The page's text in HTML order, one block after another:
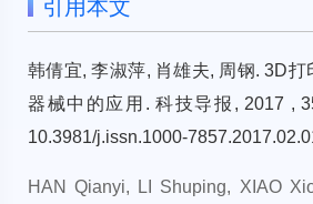
韩倩宜, 李淑萍, 肖雄夫, 周钢. 3D
器械中的应用. 科技导报, 2017 ,
10.3981/j.issn.1000-
HAN Qianyi, LI Shuping, XIAO